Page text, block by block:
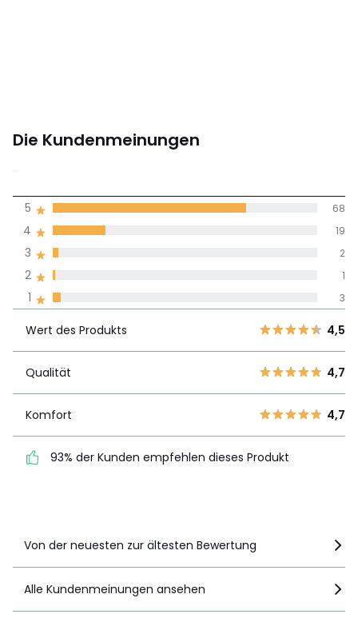
Die Kundenmeinungen
4,6
(93)
4
Wert des
4,7
4,7
empfehlen dieses Produkt
1 3
2 1
3 2
4 19
5 68
Wert des Produkts 4,5
Qualität 4,7
Komfort 4,7
93% der Kunden empfehlen dieses Produkt
Von der neuesten zur ältesten Bewertung
Alle Kundenmeinungen ansehen